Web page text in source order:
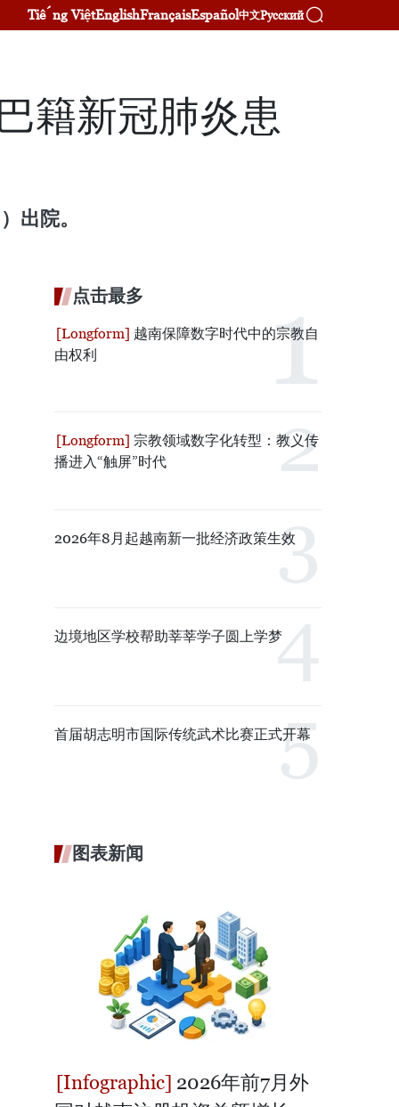
Tiếng ViệtEnglishFrançaisEspañol中文Русский
籍新冠肺炎患
出院。
点击最多
越南保障数字时代中的宗教自
由权利
宗教领域数字化转型：教义传
播进入“触屏”时代
2026年8月起越南新一批经济政策生效
边境地区学校帮助莘莘学子圆上学梦
首届胡志明市国际传统武术比赛正式开幕
图表新闻
2026年前7月外